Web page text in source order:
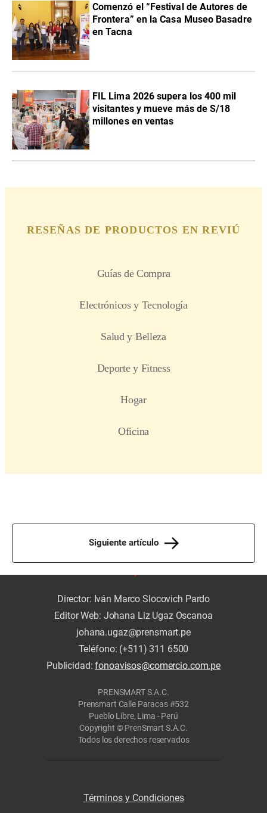
Comenzó el “Festival de Autores de
Frontera” en la Casa Museo Basadre
en Tacna
FIL Lima 2026 supera los 400 mil
visitantes y mueve más de S/18
millones en ventas
Siguiente artículo
Director: Iván Marco Slocovich Pardo
Editor Web: Johana Liz Ugaz Oscanoa
johana.ugaz@prensmart.pe
Teléfono: (+511) 311 6500
Publicidad:fonoavisos@comercio.com.pe
PRENSMART S.A.C.
Prensmart Calle Paracas #532
Pueblo Libre, Lima - Perú
Copyright © PrenSmart S.A.C.
Todos los derechos reservados
Términos y Condiciones